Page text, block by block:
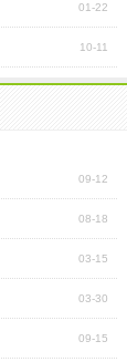
01-22
10-11
09-12
08-18
03-15
03-30
09-15